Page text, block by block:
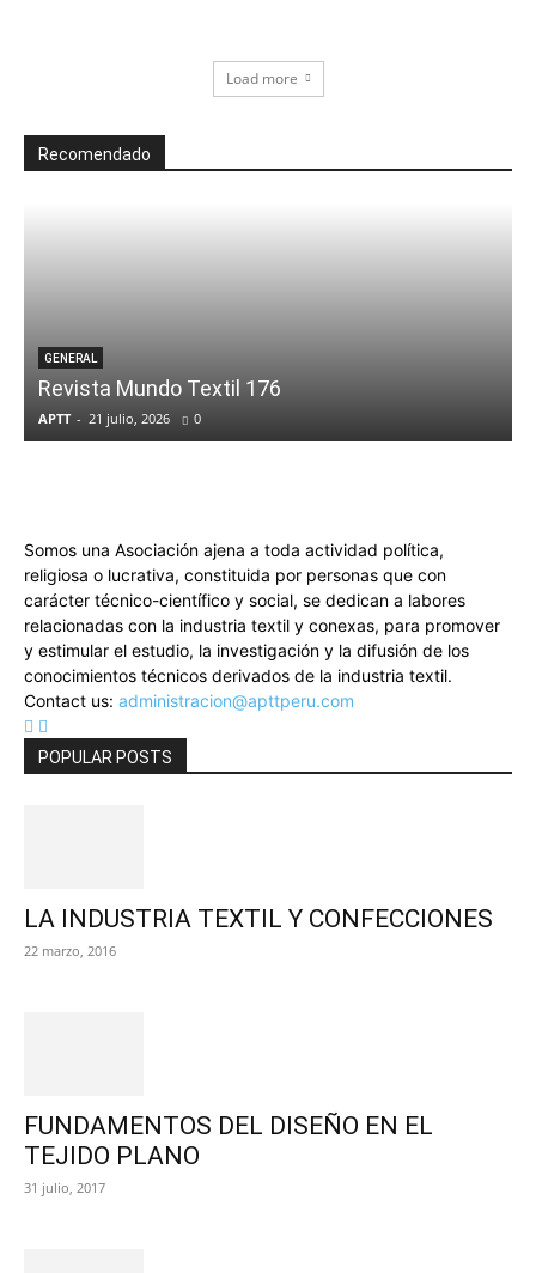
Load more
Recomendado
GENERAL
Revista Mundo Textil 176
APTT - 21 julio, 2026 0
Somos una Asociación ajena a toda actividad política,
religiosa o lucrativa, constituida por personas que con
carácter técnico-científico y social, se dedican a labores
relacionadas con la industria textil y conexas, para promover
y estimular el estudio, la investigación y la difusión de los
conocimientos técnicos derivados de la industria textil.
Contact us: administracion@apttperu.com
POPULAR POSTS
LA INDUSTRIA TEXTIL Y CONFECCIONES
22 marzo, 2016
FUNDAMENTOS DEL DISEÑO EN EL
TEJIDO PLANO
31 julio, 2017